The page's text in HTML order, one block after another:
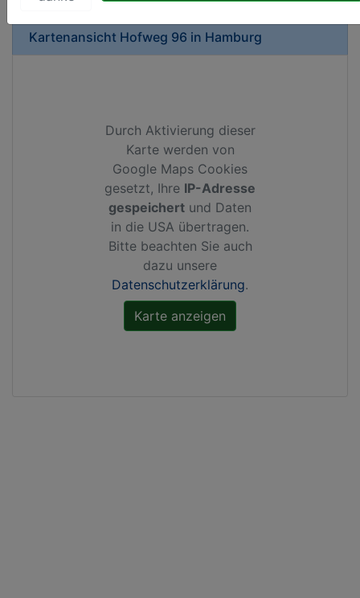
Kartenansicht Hofweg 96 in Hamburg
Durch Aktivierung dieser
Karte werden von
Google Maps Cookies
gesetzt, Ihre IP-Adresse
gespeichert und Daten
in die USA übertragen.
Bitte beachten Sie auch
dazu unsere
Datenschutzerklärung.